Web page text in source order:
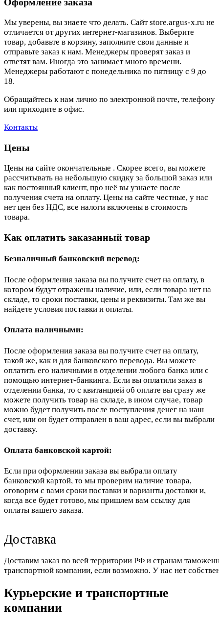
Мы уверены, вы знаете что делать. Сайт store.argus-x.ru не
отличается от других интернет-магазинов. Выберите
товар, добавьте в корзину, заполните свои данные и
отправьте заказ к нам. Менеджеры проверят заказ и
ответят вам. Иногда это занимает много времени.
Менеджеры работают с понедельника по пятницу с 9 до
18.
Обращайтесь к нам лично по электронной почте, телефону
или приходите в офис.
Контакты
Цены
Цены на сайте окончательные . Скорее всего, вы можете
рассчитывать на небольшую скидку за большой заказ или
как постоянный клиент, про неё вы узнаете после
получения счета на оплату. Цены на сайте честные, у нас
нет цен без НДС, все налоги включены в стоимость
товара.
Как оплатить заказанный товар
Безналичный банковский перевод:
После оформления заказа вы получите счет на оплату, в
котором будут отражены наличие, или, если товара нет на
складе, то сроки поставки, цены и реквизиты. Там же вы
найдете условия поставки и оплаты.
Оплата наличными:
После оформления заказа вы получите счет на оплату,
такой же, как и для банковского перевода. Вы можете
оплатить его наличными в отделении любого банка или с
помощью интернет-банкинга. Если вы оплатили заказ в
отделении банка, то с квитанцией об оплате вы сразу же
можете получить товар на складе, в ином случае, товар
можно будет получить после поступления денег на наш
счет, или он будет отправлен в ваш адрес, если вы выбрали
доставку.
Оплата банковской картой:
Если при оформлении заказа вы выбрали оплату
банковской картой, то мы проверим наличие товара,
оговорим с вами сроки поставки и варианты доставки и,
когда все будет готово, мы пришлем вам ссылку для
оплаты вашего заказа.
Доставка
Доставим заказ по всей территории РФ и странам
транспортной компании, если возможно. У нас нет
Курьерские и транспортные
компании